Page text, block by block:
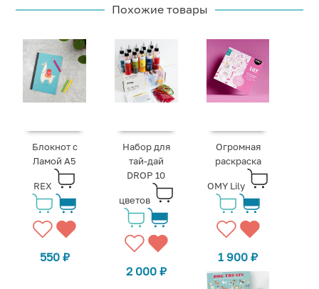
Похожие товары
Блокнот с
Ламой A5
REX
550 ₽
Набор для
тай-дай
DROP 10
цветов
2 000 ₽
Огромная
раскраска
OMY Lily
1 900₽